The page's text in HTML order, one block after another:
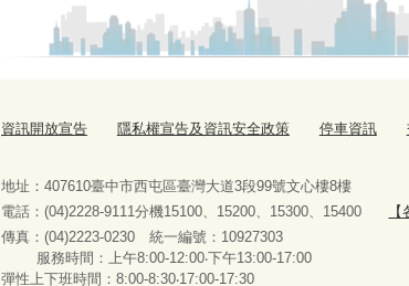
資訊開放宣告 隱私權宣告及資訊安全政策 停車資訊
地址：407610臺中市西屯區臺灣大道3段99號文心樓8樓
電話：(04)2228-9111分機15100、15200、15300、15400
傳真：(04)2223-0230 統一編號 ：
服務時間：上午8:00-12:00‧下午13:00-17:00
彈性上下班時間：8:00-8:30‧17:00-17:30